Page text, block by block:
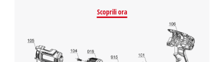
Scoprili ora